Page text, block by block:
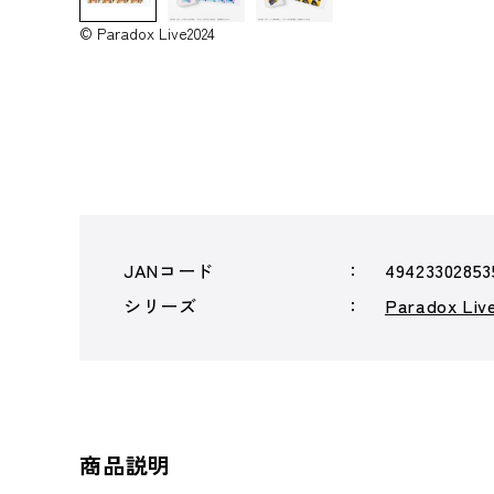
© Paradox Live2024
JANコード
シリーズ
Paradox
商品説明